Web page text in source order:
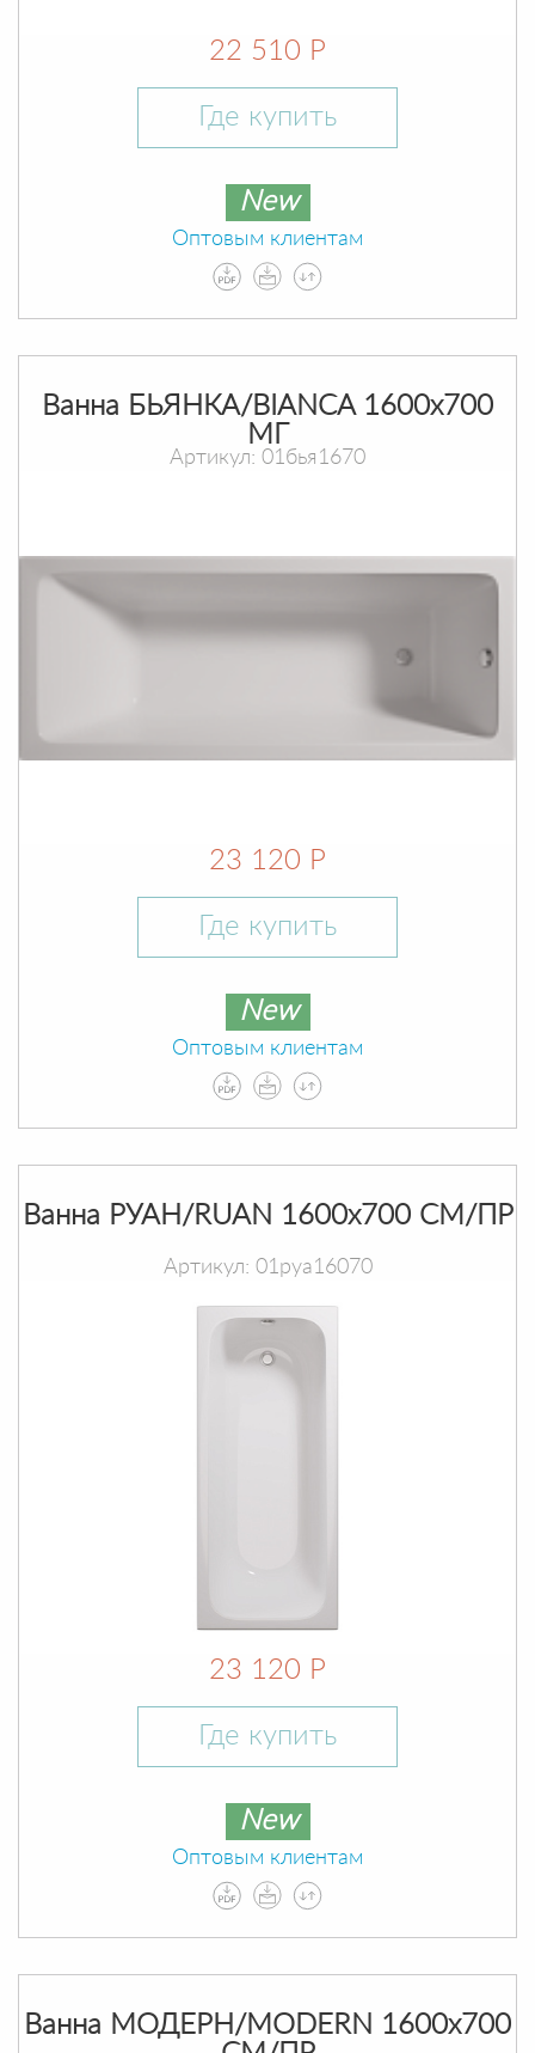
22 510 Р
Где купить
New
Оптовым клиентам
Ванна БЬЯНКА/BIANCA 1600х700
МГ
Артикул: 01бья1670
23 120 Р
Где купить
New
Оптовым клиентам
Ванна РУАН/RUAN 1600х700 СМ/ПР
Артикул: 01руа16070
23 120 Р
Где купить
New
Оптовым клиентам
Ванна МОДЕРН/MODERN 1600х700